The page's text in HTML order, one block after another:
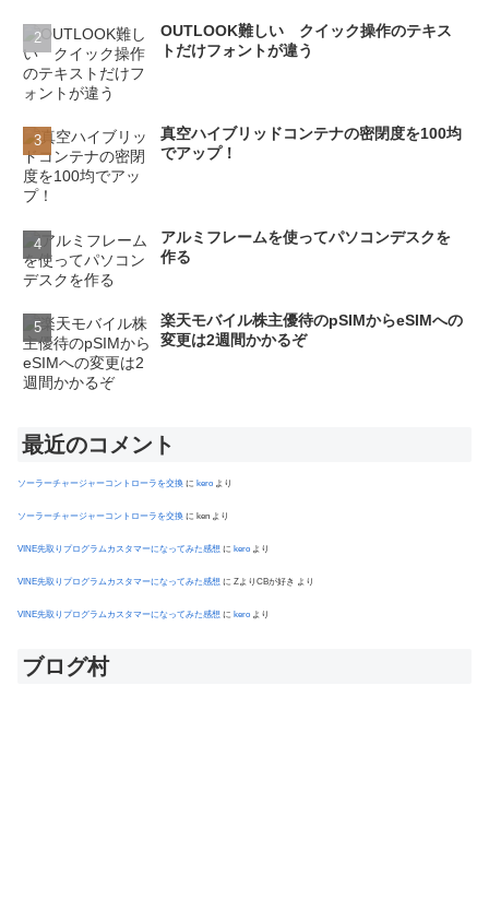
OUTLOOK難しい クイック操作のテキス
トだけフォントが違う
真空ハイブリッドコンテナの密閉度を100均
でアップ！
アルミフレームを使ってパソコンデスクを
作る
楽天モバイル株主優待のpSIMからeSIMへの
変更は2週間かかるぞ
最近のコメント
ソーラーチャージャーコントローラを交換 に kero より
ソーラーチャージャーコントローラを交換 に ken より
VINE先取りプログラムカスタマーになってみた感想 に kero より
VINE先取りプログラムカスタマーになってみた感想 に ZよりCBが好き より
VINE先取りプログラムカスタマーになってみた感想 に kero より
ブログ村